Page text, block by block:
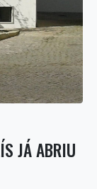
JÁ ABRIU